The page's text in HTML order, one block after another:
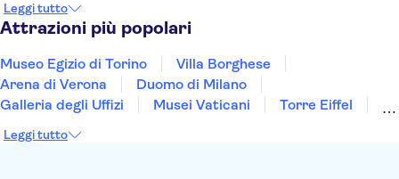
Palermo
Leggi tutto
Attrazioni più popolari
Museo Egizio di Torino
Villa Borghese
Arena di Verona
Duomo di Milano
Galleria degli Uffizi
Musei Vaticani
Torre Eiffel
Reggia di Caserta
Leggi tutto